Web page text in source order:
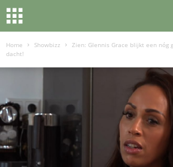
Home Showbizz
Zien: Glennis Grace blijkt een nóg
dacht!